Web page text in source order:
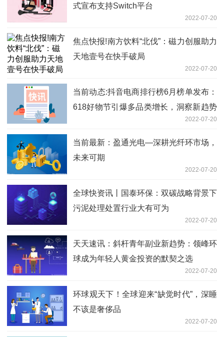
式宣布支持Switch平台
2022-07-20
焦点快报!南方饮料“北伐”：磁力创服助力
天地壹号在快手破局
2022-07-20
当前动态:抖音电商排行榜6月榜单发布：
618好物节引爆多品类增长，洞察新趋势
2022-07-20
当前最新：盈通光电—深耕光纤环市场，
未来可期
2022-07-20
全球快资讯丨国泰环保：双碳战略背景下
污泥处理处置行业大有可为
2022-07-20
天天速讯：斜杆青年副业新趋势：领峰环
球成为年轻人黄金投资的默契之选
2022-07-20
环球观天下！全球迎来“缺觉时代”，深睡
不该是奢侈品
2022-07-20